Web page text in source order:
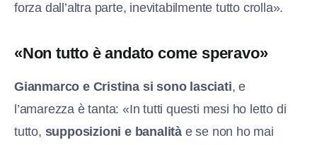
forza dall’altra parte, inevitabilmente tutto crolla».
«Non tutto è andato come speravo»
Gianmarco e Cristina si sono lasciati, e
l’amarezza è tanta: «In tutti questi mesi ho letto di
tutto, supposizioni e banalità e se non ho mai